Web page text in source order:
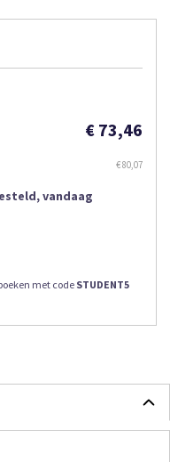
€ 73,46
€ 80,07
vandaag
met codeSTUDENT5